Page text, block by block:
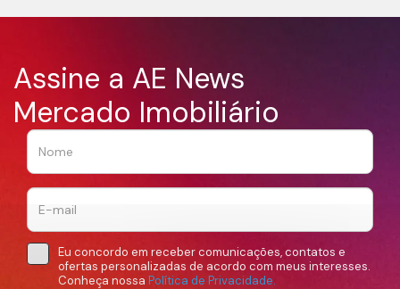
Assine a AE News
Mercado Imobiliário
Eu concordo em receber comunicações, contatos e
ofertas personalizadas de acordo com meus interesses.
Conheça nossa Política de Privacidade.